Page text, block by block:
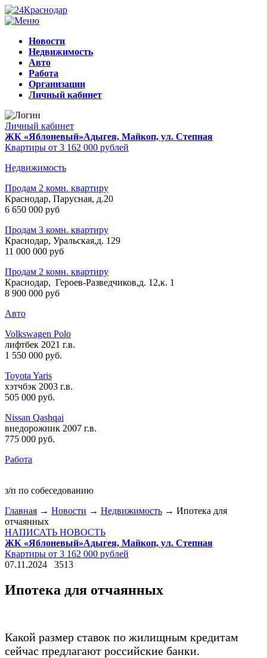
Новости
Недвижимость
Авто
Работа
Организации
Личный кабинет
Личный кабинет
ЖК «Яблоневый»Адыгея, Майкоп, ул. Степная
Квартиры от 3 162 000 рублей
Недвижимость
Продам 2 комн. квартиру
Краснодар, Парусная, д.20
6 650 000 руб
Продам 3 комн. квартиру
Краснодар, Уральская,д. 129
11 000 000 руб
Продам 2 комн. квартиру
Краснодар, Героев-Разведчиков,д. 12,к. 1
8 900 000 руб
Авто
Volkswagen Polo
лифтбек 2021 г.в.
1 550 000 руб.
Toyota Yaris
хэтчбэк 2003 г.в.
505 000 руб.
Nissan Qashqai
внедорожник 2007 г.в.
775 000 руб.
Работа
з/п по собеседованию
Главная → Новости → Недвижимость → Ипотека для
отчаянных
НАПИСАТЬ НОВОСТЬ
ЖК «Яблоневый»Адыгея, Майкоп, ул. Степная
Квартиры от 3 162 000 рублей
07.11.2024
3513
Ипотека для отчаянных
Какой размер ставок по жилищным кредитам
сейчас предлагают российские банки.